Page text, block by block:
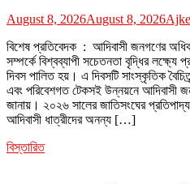
August 8, 2026August 8, 2026
বিশেষ প্রতিবেদক : আদিবাসী জনগণের
সম্পর্কে বিশ্বব্যাপী সচেতনতা বৃদ্ধির
দিবস পালিত হয়। এ দিবসটি সাংস্কৃতিক
এবং পরিবেশগত টেকসই উন্নয়নে আদিবাসী
জানায়। ২০২৬ সালের জাতিসংঘের
আদিবাসী ধাত্রীদের অনন্য […]
বিস্তারিত